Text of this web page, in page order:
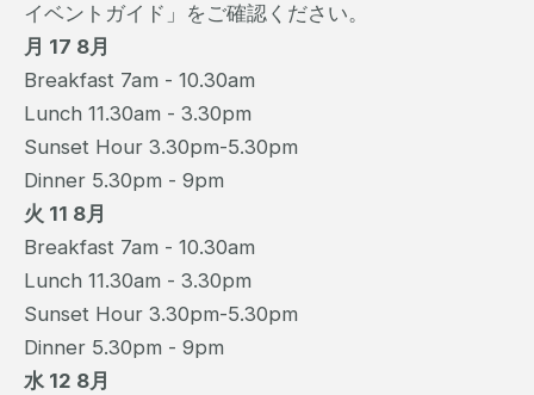
イベントガイド」をご確認ください。
月 17 8月
Breakfast 7am - 10.30am
Lunch 11.30am - 3.30pm
Sunset Hour 3.30pm-5.30pm
Dinner 5.30pm - 9pm
火 11 8月
Breakfast 7am - 10.30am
Lunch 11.30am - 3.30pm
Sunset Hour 3.30pm-5.30pm
Dinner 5.30pm - 9pm
水 12 8月